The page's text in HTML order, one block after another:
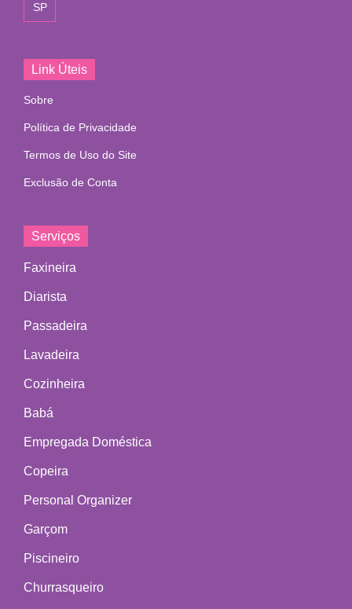
SP
Link Úteis
Sobre
Política de Privacidade
Termos de Uso do Site
Exclusão de Conta
Serviços
Faxineira
Diarista
Passadeira
Lavadeira
Cozinheira
Babá
Empregada Doméstica
Copeira
Personal Organizer
Garçom
Piscineiro
Churrasqueiro